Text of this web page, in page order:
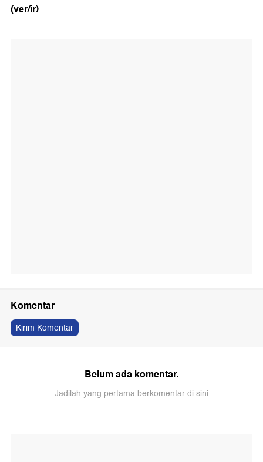
(ver/ir)
Komentar
Kirim Komentar
Belum ada komentar.
Jadilah yang pertama berkomentar di sini